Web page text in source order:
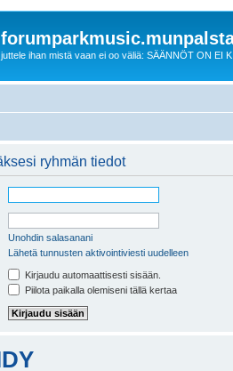
juttele ihan mistä vaan ei oo väliä: SÄÄNNÖT ON EI
ryhmän tiedot
Unohdin salasanani
Lähetä tunnusten aktivointiviesti uudelleen
Kirjaudu automaattisesti sisään.
Piilota paikalla olemiseni tällä kertaa